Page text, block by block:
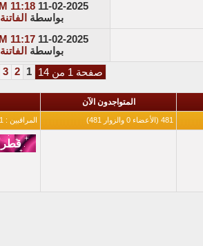
11-02-2025
11:18 PM
بواسطة
الفاتنة
11-02-2025
11:17 PM
بواسطة
الفاتنة
صفحة 1 من 14 1
2
3
المتواجدون الآن
481 (الأعضاء 0 والزوار 481) المراقبين : 1